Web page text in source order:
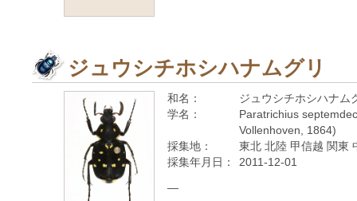
ジュウシチホシハナムグリ
和名：
ジュウシチホシハナム
学名：
Paratrichius
Vollenhoven, 1864)
採集地：
東北 北陸 甲信越 関東
採集年月日：
2011-12-01
—